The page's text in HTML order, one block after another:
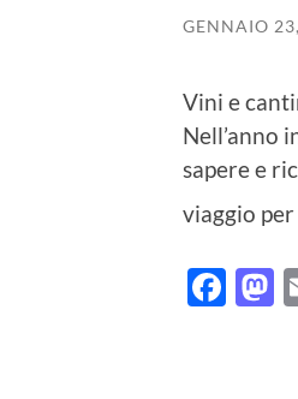
GENNAIO
Vini e
Nell’anno
sapere e
viaggio